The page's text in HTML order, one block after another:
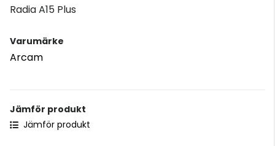
Radia A15 Plus
Varumärke
Arcam
Jämför produkt
Jämför produkt